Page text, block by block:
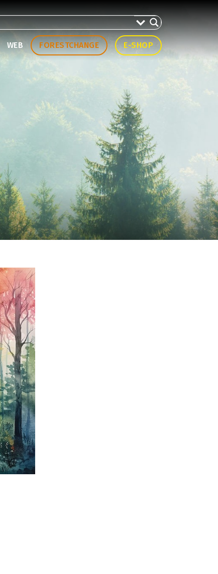
WEB FORESTCHANGE E-SHOP